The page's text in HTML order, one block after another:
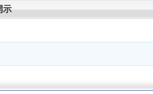
示